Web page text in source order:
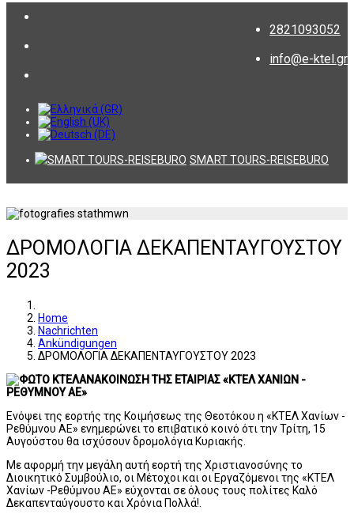
2821093052
info@e-ktel.gr
SMART TOURS-REISEBURO
ΔΡΟΜΟΛΟΓΙΑ ΔΕΚΑΠΕΝΤΑΥΓΟΥΣΤΟΥ
2023
Home
Nachrichten
Ankündigungen
ΔΡΟΜΟΛΟΓΙΑ ΔΕΚΑΠΕΝΤΑΥΓΟΥΣΤΟΥ 2023
ΑΝΑΚΟΙΝΩΣΗ ΤΗΣ ΕΤΑΙΡΙΑΣ «ΚΤΕΛ ΧΑΝΙΩΝ -
ΡΕΘΥΜΝΟΥ ΑΕ»
Ενόψει της εορτής της Κοιμήσεως της Θεοτόκου η «ΚΤΕΛ Χανίων -
Ρεθύμνου ΑΕ» ενημερώνει το επιβατικό κοινό ότι την Τρίτη, 15
Αυγούστου θα ισχύσουν δρομολόγια Κυριακής.
Με αφορμή την μεγάλη αυτή εορτή της Χριστιανοσύνης το
Διοικητικό Συμβούλιο, οι Μέτοχοι και οι Εργαζόμενοι της «ΚΤΕΛ
Χανίων -Ρεθύμνου ΑΕ» εύχονται σε όλους τους πολίτες Καλό
Δεκαπενταύγουστο και Χρόνια Πολλά!.